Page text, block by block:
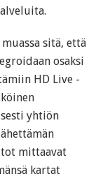
sitä, että
osaksi
HD Live -
yhtiön
mittaavat
kartat